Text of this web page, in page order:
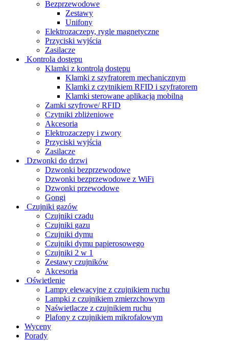
Bezprzewodowe
Zestawy
Unifony
Elektrozaczepy, rygle magnetyczne
Przyciski wyjścia
Zasilacze
Kontrola dostępu
Klamki z kontrolą dostępu
Klamki z szyfratorem mechanicznym
Klamki z czytnikiem RFID i szyfratorem
Klamki sterowane aplikacją mobilną
Zamki szyfrowe/ RFID
Czytniki zbliżeniowe
Akcesoria
Elektrozaczepy i zwory
Przyciski wyjścia
Zasilacze
Dzwonki do drzwi
Dzwonki bezprzewodowe
Dzwonki bezprzewodowe z WiFi
Dzwonki przewodowe
Gongi
Czujniki gazów
Czujniki czadu
Czujniki gazu
Czujniki dymu
Czujniki dymu papierosowego
Czujniki 2 w 1
Zestawy czujników
Akcesoria
Oświetlenie
Lampy elewacyjne z czujnikiem ruchu
Lampki z czujnikiem zmierzchowym
Naświetlacze z czujnikiem ruchu
Plafony z czujnikiem mikrofalowym
Wyceny
Porady